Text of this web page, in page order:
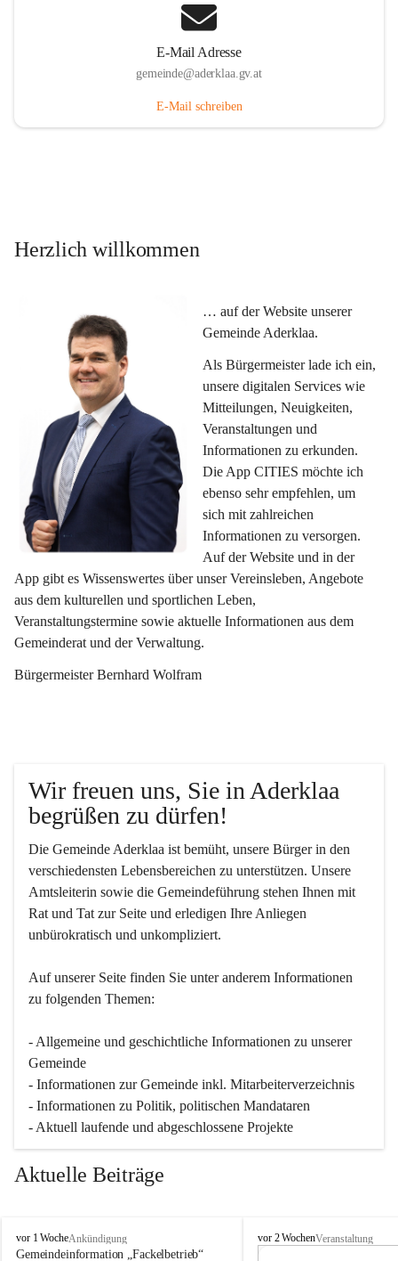
E-Mail Adresse
gemeinde@aderklaa.gv.at
E-Mail schreiben
Herzlich willkommen
… auf der Website unserer
Gemeinde Aderklaa.
Als Bürgermeister lade ich ein,
unsere digitalen Services wie
Mitteilungen, Neuigkeiten,
Veranstaltungen und
Informationen zu erkunden.
Die App CITIES möchte ich
ebenso sehr empfehlen, um
sich mit zahlreichen
Informationen zu versorgen.
Auf der Website und in der
App gibt es Wissenswertes über unser Vereinsleben, Angebote
aus dem kulturellen und sportlichen Leben,
Veranstaltungstermine sowie aktuelle Informationen aus dem
Gemeinderat und der Verwaltung.
Bürgermeister Bernhard Wolfram
Wir freuen uns, Sie in Aderklaa
begrüßen zu dürfen!
Die Gemeinde Aderklaa ist bemüht, unsere Bürger in den
verschiedensten Lebensbereichen zu unterstützen. Unsere
Amtsleiterin sowie die Gemeindeführung stehen Ihnen mit
Rat und Tat zur Seite und erledigen Ihre Anliegen
unbürokratisch und unkompliziert.
Auf unserer Seite finden Sie un­ter an­de­rem Informationen
zu folgenden Themen:
- Allgemeine und geschichtliche Informationen zu unserer
Gemeinde
- Informationen zur Gemeinde inkl. Mitarbeiterverzeichnis
- Informationen zu Politik, politischen Mandataren
- Aktuell laufende und abgeschlossene Projekte
Aktuelle Beiträge
A
d
vor 1 WocheAnkündigung
Gemeindeinformation „Fackelbetrieb“
A
vor 2 WochenVeranstaltung